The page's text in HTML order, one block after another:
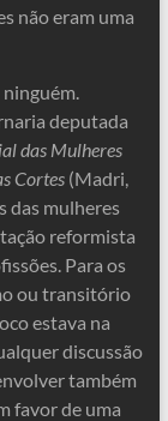
não eram uma
deputada
das Mulheres
Cortes(Madri,
das mulheres
reformista
Para os
ou transitório
estava na
discussão
também
favor de uma